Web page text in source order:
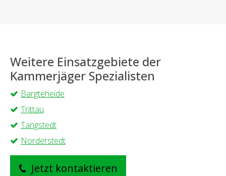
Weitere Einsatzgebiete der
Kammerjäger Spezialisten
Bargteheide
Trittau
Tangstedt
Norderstedt
Jetzt kontaktieren